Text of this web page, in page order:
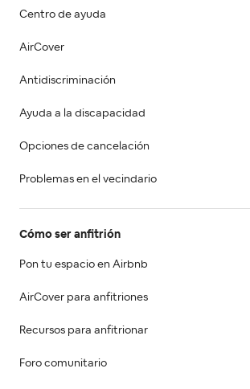
Centro de ayuda
AirCover
Antidiscriminación
Ayuda a la discapacidad
Opciones de cancelación
Problemas en el vecindario
Cómo ser anfitrión
Pon tu espacio en Airbnb
AirCover para anfitriones
Recursos para anfitrionar
Foro comunitario